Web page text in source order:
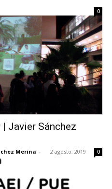
0
Javier Sánchez
Merina - 2 agosto, 2019 0